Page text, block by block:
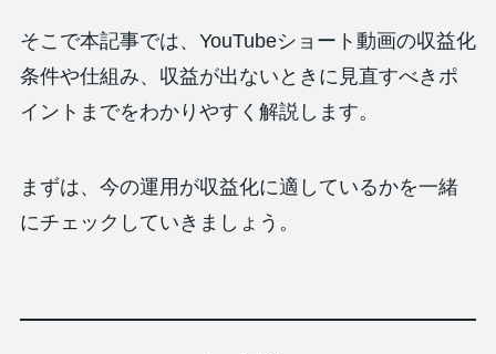
そこで本記事では、YouTubeショート動画の収益化
条件や仕組み、収益が出ないときに見直すべきポ
イントまでをわかりやすく解説します。
まずは、今の運用が収益化に適しているかを一緒
にチェックしていきましょう。